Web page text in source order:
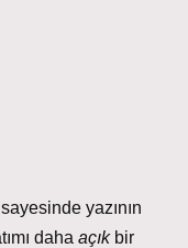
yazının
daha açıkbir